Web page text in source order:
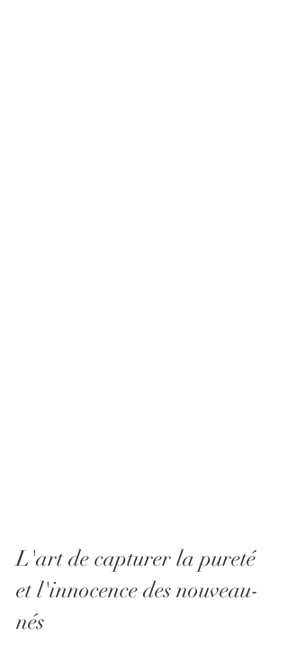
L'art de capturer la pureté
et l'innocence des nouveau-
nés